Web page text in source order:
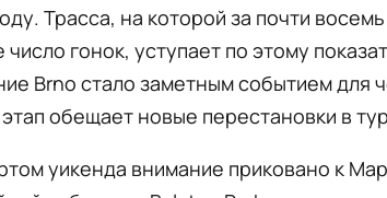
Трасса, на которой за почти
гонок, уступает по этому
Brno стало заметным событием для
обещает новые перестановки в
уикенда внимание приковано к